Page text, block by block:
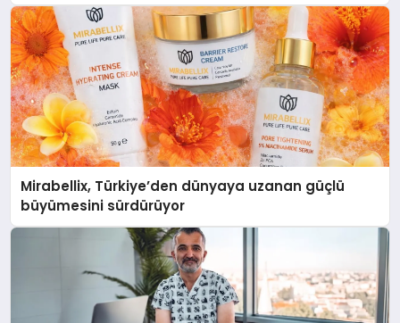
Mirabellix, Türkiye’den dünyaya uzanan güçlü
büyümesini sürdürüyor